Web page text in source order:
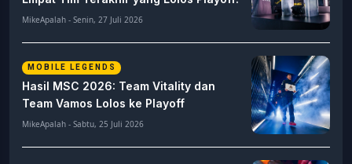
MikeApalah - Senin, 27 Juli 2026
MOBILE LEGENDS
Hasil MSC 2026: Team Vitality dan
Team Vamos Lolos ke Playoff
MikeApalah - Sabtu, 25 Juli 2026